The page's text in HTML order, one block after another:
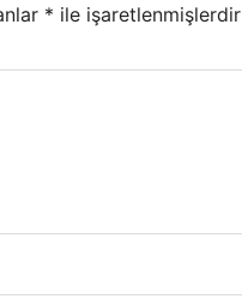
* ile işaretlenmişlerdir